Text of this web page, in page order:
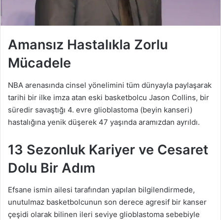
Amansız Hastalıkla Zorlu
Mücadele
NBA arenasında cinsel yönelimini tüm dünyayla paylaşarak
tarihi bir ilke imza atan eski basketbolcu Jason Collins, bir
süredir savaştığı 4. evre glioblastoma (beyin kanseri)
hastalığına yenik düşerek 47 yaşında aramızdan ayrıldı.
13 Sezonluk Kariyer ve Cesaret
Dolu Bir Adım
Efsane ismin ailesi tarafından yapılan bilgilendirmede,
unutulmaz basketbolcunun son derece agresif bir kanser
çeşidi olarak bilinen ileri seviye glioblastoma sebebiyle